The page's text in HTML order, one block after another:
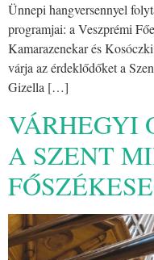
Ünnepi hangversennyel
programjai: a Veszprémi
Kamarazenekar és
várja az érdeklődőket a
Gizella […]
VÁRHEGYI
A SZENT